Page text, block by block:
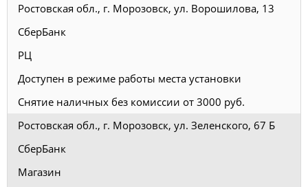
Ростовская обл., г. Морозовск, ул. Ворошилова, 13
СберБанк
РЦ
Доступен в режиме работы места установки
Снятие наличных без комиссии от 3000 руб.
Ростовская обл., г. Морозовск, ул. Зеленского, 67 Б
СберБанк
Магазин